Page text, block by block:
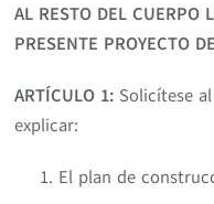
AL RESTO DEL CUERPO
PRESENTE PROYECTO
ARTÍCULO 1: Solicítese
explicar:
El plan de